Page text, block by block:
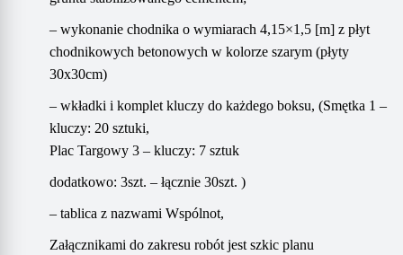
– wykonanie chodnika o wymiarach 4,15×1,5 [m] z płyt
chodnikowych betonowych w kolorze szarym (płyty
30x30cm)
– wkładki i komplet kluczy do każdego boksu, (Smętka 1 –
kluczy: 20 sztuki,
Plac Targowy 3 – kluczy: 7 sztuk
dodatkowo: 3szt. – łącznie 30szt. )
– tablica z nazwami Wspólnot,
Załącznikami do zakresu robót jest szkic planu